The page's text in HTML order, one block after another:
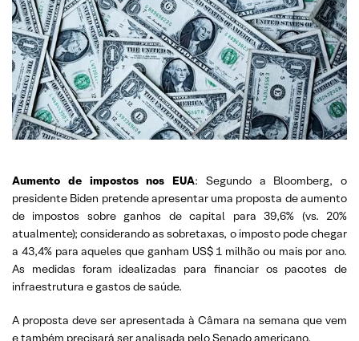
Aumento de impostos nos EUA: Segundo a Bloomberg, o
presidente Biden pretende apresentar uma proposta de aumento
de impostos sobre ganhos de capital para 39,6% (vs. 20%
atualmente); considerando as sobretaxas, o imposto pode chegar
a 43,4% para aqueles que ganham US$ 1 milhão ou mais por ano.
As medidas foram idealizadas para financiar os pacotes de
infraestrutura e gastos de saúde.
A proposta deve ser apresentada à Câmara na semana que vem
e também precisará ser analisada pelo Senado americano.